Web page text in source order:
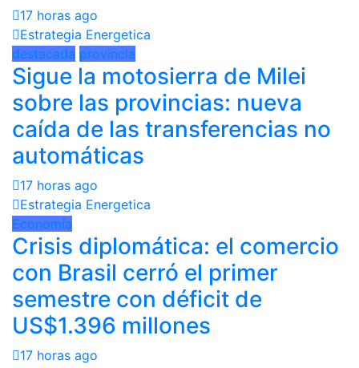
17 horas ago
Estrategia Energetica
destacada provincia
Sigue la motosierra de Milei
sobre las provincias: nueva
caída de las transferencias no
automáticas
17 horas ago
Estrategia Energetica
Economía
Crisis diplomática: el comercio
con Brasil cerró el primer
semestre con déficit de
US$1.396 millones
17 horas ago